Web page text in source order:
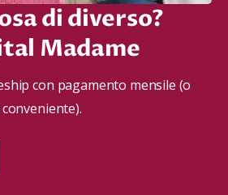
di diverso?
Madame
con pagamento mensile (o